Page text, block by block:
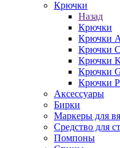
Крючки
Назад
Крючки
Крючки
Крючки
Крючки
Крючки
Крючки
Аксессуары
Бирки
Маркеры для
Средство для
Помпоны